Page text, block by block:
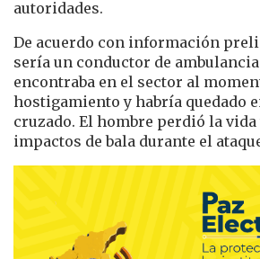
autoridades.
De acuerdo con información
sería un conductor de ambulancia
encontraba en el sector al
hostigamiento y habría quedado
cruzado. El hombre perdió la
impactos de bala durante el